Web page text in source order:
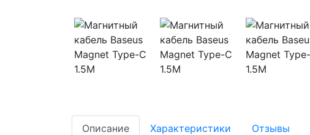
Описание Характеристики
Отзывы